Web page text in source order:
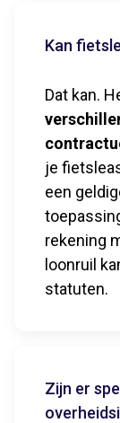
Kan
Dat kan.
v
je
een
rekening
loonruil
statuten.
Zijn er